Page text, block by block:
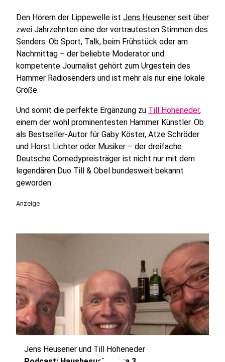
Den Hörern der Lippewelle ist Jens Heusener seit über
zwei Jahrzehnten eine der vertrautesten Stimmen des
Senders. Ob Sport, Talk, beim Frühstück oder am
Nachmittag – der beliebte Moderator und
kompetente Journalist gehört zum Urgestein des
Hammer Radiosenders und ist mehr als nur eine lokale
Größe.
Und somit die perfekte Ergänzung zu Till Hoheneder,
einem der wohl prominentesten Hammer Künstler. Ob
als Bestseller-Autor für Gaby Köster, Atze Schröder
und Horst Lichter oder Musiker – der dreifache
Deutsche Comedypreisträger ist nicht nur mit dem
legendären Duo Till & Obel bundesweit bekannt
geworden.
Anzeige
Jens Heusener und Till Hoheneder